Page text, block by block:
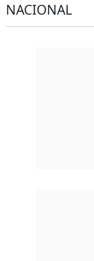
NACIONAL